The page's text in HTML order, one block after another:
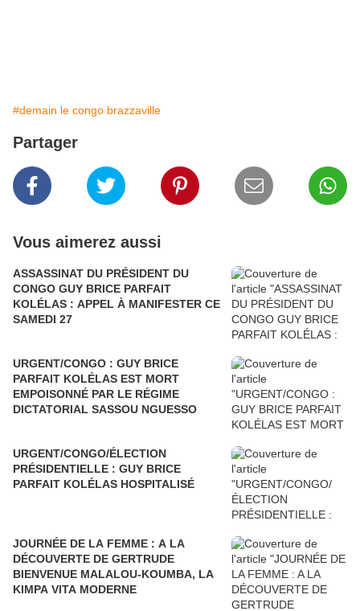
#demain le congo brazzaville
Partager
Vous aimerez aussi
ASSASSINAT DU PRÉSIDENT DU
CONGO GUY BRICE PARFAIT
KOLÉLAS : APPEL À MANIFESTER CE
SAMEDI 27
URGENT/CONGO : GUY BRICE
PARFAIT KOLÉLAS EST MORT
EMPOISONNÉ PAR LE RÉGIME
DICTATORIAL SASSOU NGUESSO
URGENT/CONGO/ÉLECTION
PRÉSIDENTIELLE : GUY BRICE
PARFAIT KOLÉLAS HOSPITALISÉ
JOURNÉE DE LA FEMME : A LA
DÉCOUVERTE DE GERTRUDE
BIENVENUE MALALOU-KOUMBA, LA
KIMPA VITA MODERNE